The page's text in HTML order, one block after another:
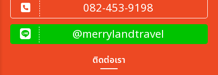
082-453-9198
@merrylandtravel
ติดต่อเรา